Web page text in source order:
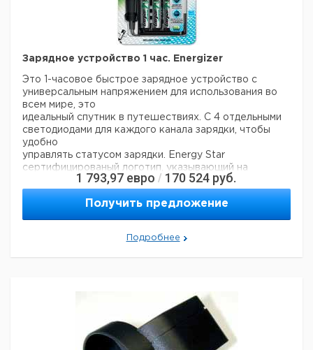
Зарядное устройство 1 час. Energizer
Это 1-часовое быстрое зарядное устройство с
универсальным напряжением для использования во
всем мире, это
идеальный спутник в путешествиях. С 4 отдельными
светодиодами для каждого канала зарядки, чтобы
удобно
управлять статусом зарядки. Energy Star
сертифицированый логотип, указывающий на
энергосбережение,
эффективные зарядные устройства.
- для аккумуляторов Mignon и Micro
- заряжает 1-4 “AA“ или “AAA“ NiMH аккумулятора
- вкл. 2 х 2450 mAh Mignon/AA аккумулятора
- защита от неправильного подключения
1 793,97 евро / 170 524 руб.
Получить предложение
Подробнее